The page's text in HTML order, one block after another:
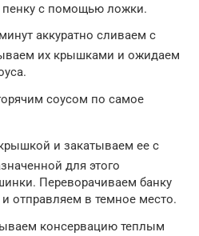
с помощью ложки.
аккуратно сливаем с
их крышками и ожидаем
соусом по самое
и закатываем ее с
для этого
Переворачиваем банку
отправляем в темное место.
консервацию теплым